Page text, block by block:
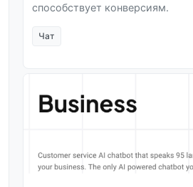
способствует конверсиям.
Чат